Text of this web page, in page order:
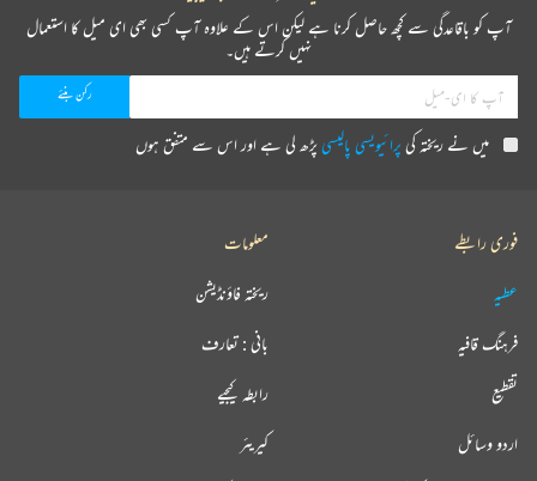
آپ کو باقاعدگی سے کچھ حاصل کرنا ہے لیکن اس کے علاوہ آپ کسی بھی ای میل کا استعمال
نہیں کرتے ہیں۔
میں نے ریختہ کیپرائیویسی پالیسیپڑھ لی ہے اور اس سے متفق ہوں
فوری رابطے
عطیہ
فرہنگ قافیہ
تقطیع
اردو وسائل
معلومات
ریختہ فاؤنڈیشن
بانی : تعارف
رابطہ کیجیے
کیریئر